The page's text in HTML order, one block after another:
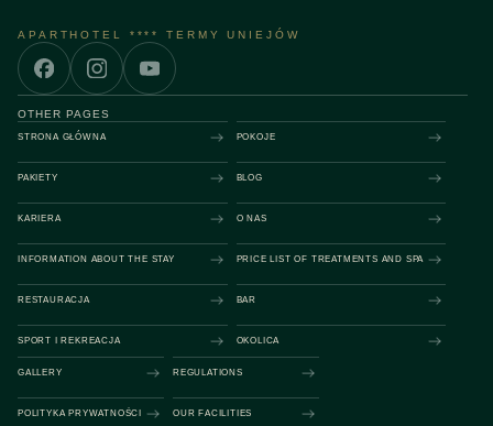
APARTHOTEL **** TERMY UNIEJÓW
OTHER PAGES
STRONA GŁÓWNA POKOJE
PAKIETY BLOG
KARIERA O NAS
INFORMATION ABOUT THE STAY PRICE LIST OF TREATMENTS AND SPA
RESTAURACJA BAR
SPORT I REKREACJA OKOLICA
GALLERY REGULATIONS
POLITYKA PRYWATNOŚCI OUR FACILITIES